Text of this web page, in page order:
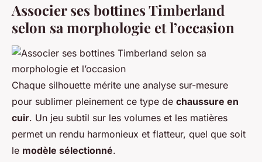
Associer ses bottines Timberland
selon sa morphologie et l’occasion
Chaque silhouette mérite une analyse sur-mesure
pour sublimer pleinement ce type de chaussure en
cuir. Un jeu subtil sur les volumes et les matières
permet un rendu harmonieux et flatteur, quel que soit
le modèle sélectionné.